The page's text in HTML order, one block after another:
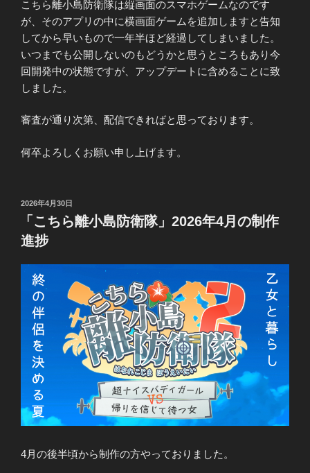
こちら離小島防衛隊は縦画面のスマホゲームなのです
が、そのアプリの中に横画面ゲームを追加しますと告知
してから早いもので一年半ほど経過してしまいました。
いつまでも公開しないのもどうかと思うところもあり今
回開発中の状態ですが、アップデートに含めることに致
しました。
審査が通り次第、配信できればと思っております。
何卒よろしくお願い申し上げます。
投
2026年4月30日
「こちら離小島防衛隊」2026年4月の制作
進捗
4月の後半頃から制作の方やっておりました。